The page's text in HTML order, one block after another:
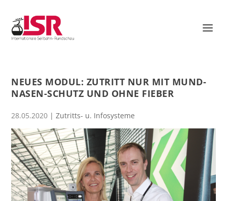
NEUES MODUL: ZUTRITT NUR MIT MUND-
NASEN-SCHUTZ UND OHNE FIEBER
28.05.2020 |Zutritts- u. Infosysteme